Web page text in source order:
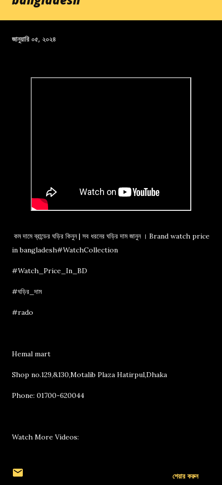
জানুয়ারি ০৫, ২০২৪
কম দামে ব্রান্ডের ঘড়ির কিনুন | সব ধরনের ঘড়ির দাম জানুন । Brand watch price
in bangladesh#WatchCollection
#Watch_Price_In_BD
#ঘড়ির_দাম
#rado
Hemal mart
Shop no.129,&130,Motalib Plaza Hatirpul,Dhaka
Phone: 01700-620044
Watch More Videos:
শেয়ার করুন